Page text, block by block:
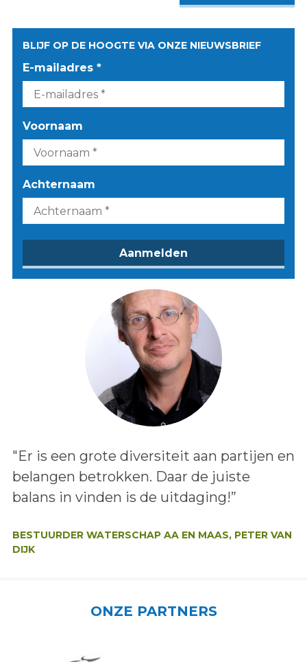
BLIJF OP DE HOOGTE VIA ONZE NIEUWSBRIEF
E-mailadres *
Voornaam
Achternaam
Lees het bericht:
"Er is een grote diversiteit aan partijen en
belangen betrokken. Daar de juiste
balans in vinden is de uitdaging!”
BESTUURDER WATERSCHAP AA EN MAAS, PETER VAN
DIJK
ONZE PARTNERS